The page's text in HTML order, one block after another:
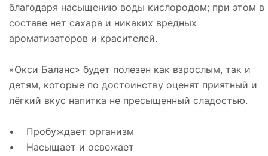
благодаря насыщению воды кислородом; при этом в
составе нет сахара и никаких вредных
ароматизаторов и красителей.
«Окси Баланс» будет полезен как взрослым, так и
детям, которые по достоинству оценят приятный и
лёгкий вкус напитка не пресыщенный сладостью.
• Пробуждает организм
• Насыщает и освежает